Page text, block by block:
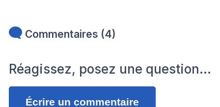
Commentaires (4)
Réagissez, posez une question…
Écrire un commentaire